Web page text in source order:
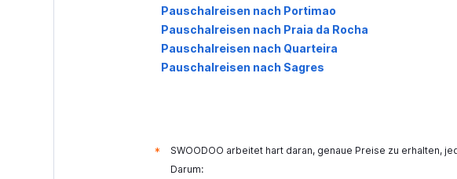
Pauschalreisen nach Portimao
Pauschalreisen nach Praia da Rocha
Pauschalreisen nach Quarteira
Pauschalreisen nach Sagres
* SWOODOO arbeitet hart daran, genaue Preise zu erhalten,
Darum: